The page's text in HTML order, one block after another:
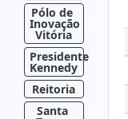
Pólo de
Inovação
Vitória
Presidente
Kennedy
Reitoria
Santa